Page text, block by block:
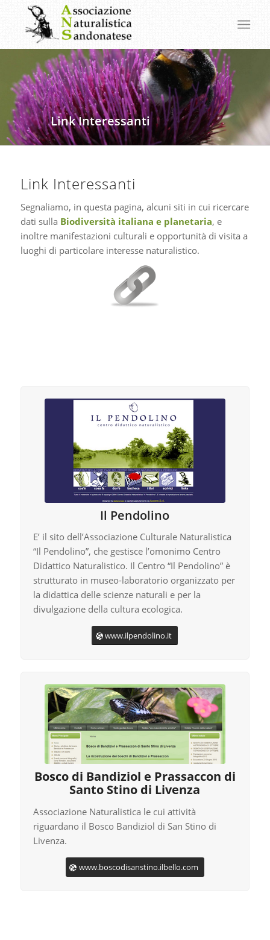
Link Interessanti
Link Interessanti
Segnaliamo, in questa pagina, alcuni siti in cui ricercare
dati sulla Biodiversità italiana e planetaria, e
inoltre manifestazioni culturali e opportunità di visita a
luoghi di particolare interesse naturalistico.
Il Pendolino
E’ il sito dell’Associazione Culturale Naturalistica
“Il Pendolino”, che gestisce l’omonimo Centro
Didattico Naturalistico. Il Centro “Il Pendolino” è
strutturato in museo-laboratorio organizzato per
la didattica delle scienze naturali e per la
divulgazione della cultura ecologica.
www.ilpendolino.it
Bosco di Bandiziol e Prassaccon di
Santo Stino di Livenza
Associazione Naturalistica le cui attività
riguardano il Bosco Bandiziol di San Stino di
Livenza.
www.boscodisanstino.ilbello.com